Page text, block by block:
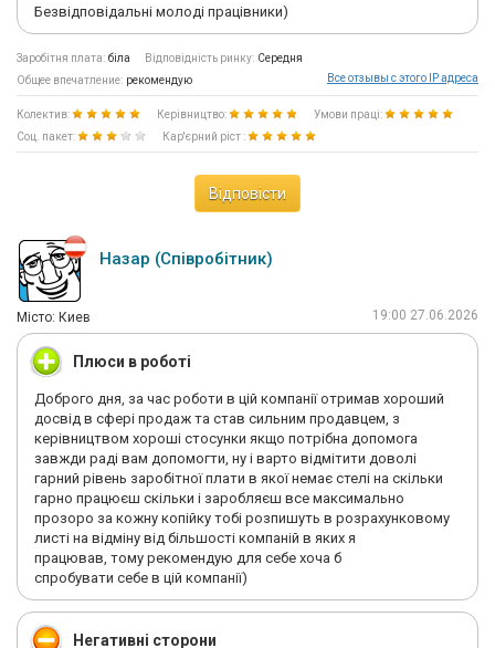
Безвідповідальні молоді працівники)
Заробітня плата: біла Відповідність ринку: Середня
Общее впечатление: рекомендую Все отзывы с этого IP адреса
Колектив: Керівництво:
Умови праці:
Соц. пакет:
Кар'єрний ріст :
Відповісти
Назар (Співробітник)
Мiсто: Киев 19:00 27.06.2026
Плюси в роботі
Доброго дня, за час роботи в цій компанії отримав хороший
досвід в сфері продаж та став сильним продавцем, з
керівництвом хороші стосунки якщо потрібна допомога
завжди раді вам допомогти, ну і варто відмітити доволі
гарний рівень заробітної плати в якої немає стелі на скільки
гарно працюєш скільки і заробляєш все максимально
прозоро за кожну копійку тобі розпишуть в розрахунковому
листі на відміну від більшості компаній в яких я
працював, тому рекомендую для себе хоча б
спробувати себе в цій компанії)
Негативні сторони